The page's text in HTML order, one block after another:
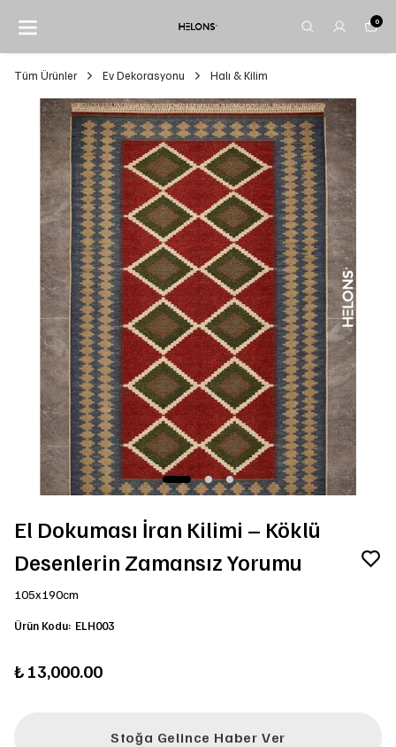
0
Tüm Ürünler Ev Dekorasyonu Halı & Kilim
El Dokuması İran Kilimi – Köklü
Desenlerin Zamansız Yorumu
105x190cm
Ürün Kodu: ELH003
₺ 13,000.00
Stoğa Gelince Haber Ver